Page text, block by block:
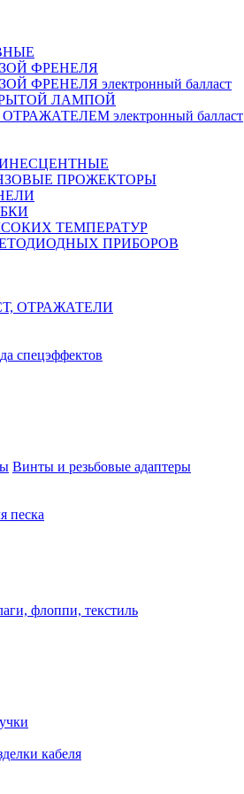
ФРЕНЕЛЯ
ФРЕНЕЛЯ электронный балласт
ЛАМПОЙ
электронный балласт
ПРОЖЕКТОРЫ
ТЕМПЕРАТУР
ПРИБОРОВ
ОТРАЖАТЕЛИ
спецэффектов
Винты и резьбовые адаптеры
песка
флоппи, текстиль
кабеля